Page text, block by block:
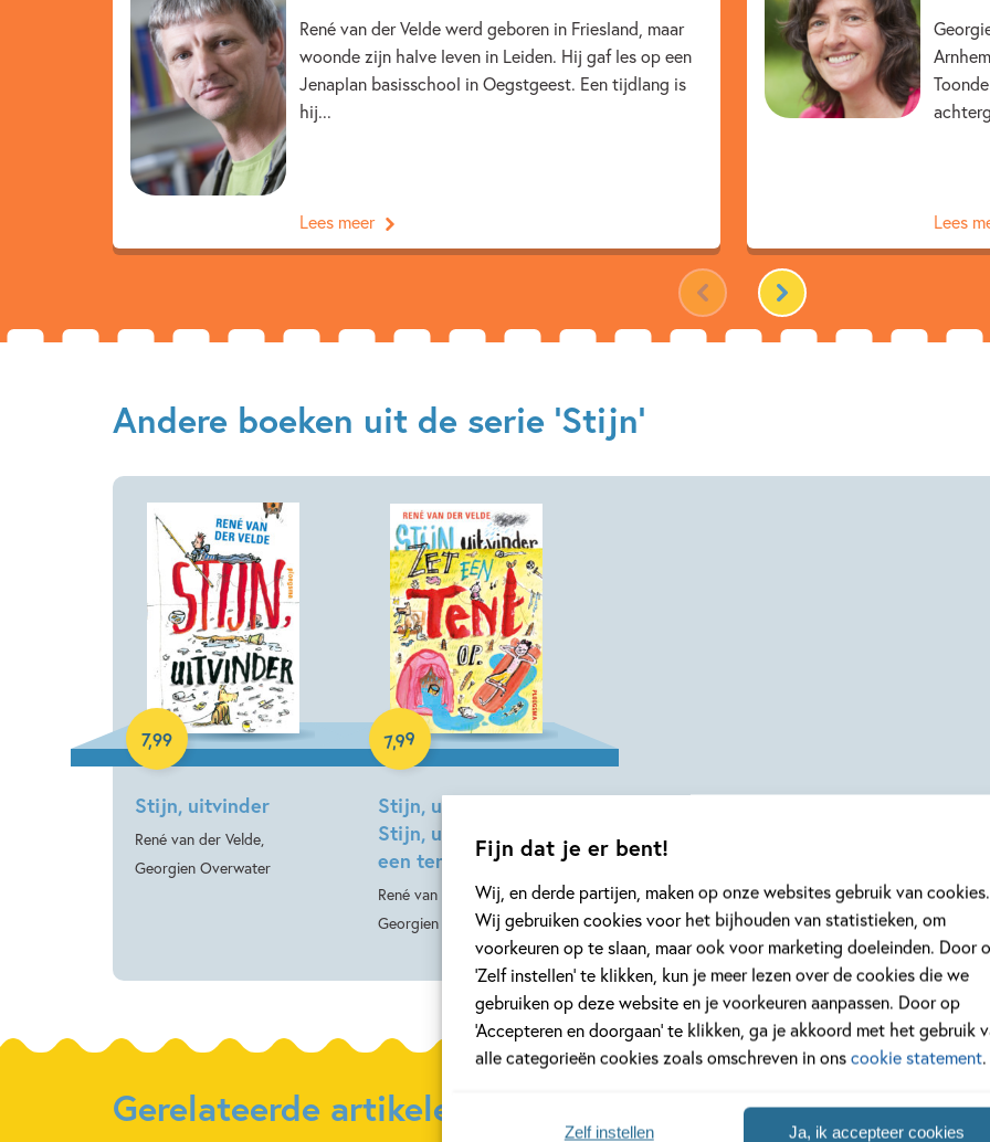
Fijn dat je er bent!
Wij, en derde partijen, maken op onze websites gebruik van cookies.
Wij gebruiken cookies voor het bijhouden van statistieken, om
voorkeuren op te slaan, maar ook voor marketing doeleinden. Door
‘Zelf instellen’ te klikken, kun je meer lezen over de cookies die we
gebruiken op deze website en je voorkeuren aanpassen. Door op
‘Accepteren en doorgaan’ te klikken, ga je akkoord met het gebruik
alle categorieën cookies zoals omschreven in onscookie statement.
Ja, ik accepteer cookies
Zelf instellen
12+ jaar 7 – 9 jaar
Dagelijks leven
Familie
Op & rond school
René van der Velde werd geboren in Friesland, maar
woonde zijn halve leven in Leiden. Hij gaf les op een
Jenaplan basisschool in Oegstgeest. Een tijdlang is
hij...
Lees meer Lees
Andere boeken uit de serie 'Stijn'
Stijn, uitvinder
René van der Velde,
Georgien Overwater
7,99
E-book
Stijn, uitvinder –
Stijn, uitvinder zet
een tent op
René van der Velde,
Georgien Overwater
7,99
E-book
Gerelateerde artikelen